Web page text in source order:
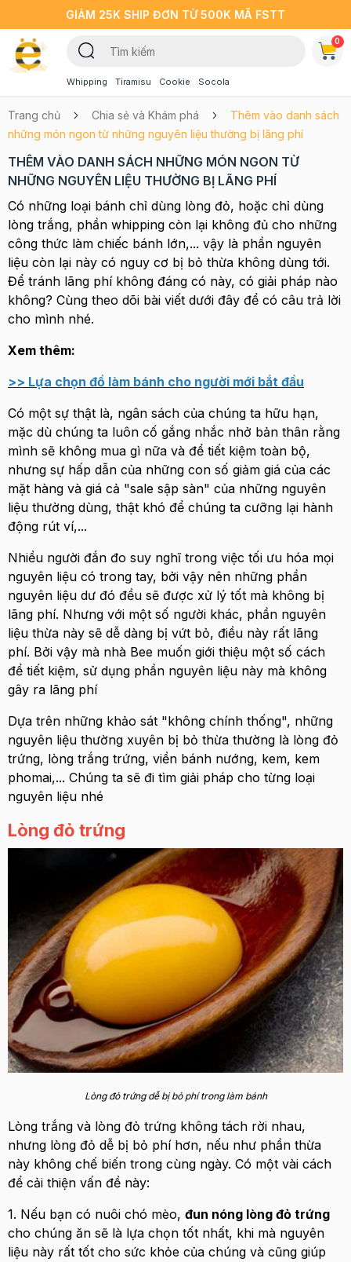
GIẢM 25K SHIP ĐƠN TỪ 500K MÃ FSTT
Whipping Tiramisu Cookie Socola
0
Trang chủ Chia sẻ và Khám phá
Thêm vào danh sách
những món ngon từ những nguyên liệu thường bị lãng phí
THÊM VÀO DANH SÁCH NHỮNG MÓN NGON TỪ
NHỮNG NGUYÊN LIỆU THƯỜNG BỊ LÃNG PHÍ
Có những loại bánh chỉ dùng lòng đỏ, hoặc chỉ dùng
lòng trắng, phần whipping còn lại không đủ cho những
công thức làm chiếc bánh lớn,... vậy là phần nguyên
liệu còn lại này có nguy cơ bị bỏ thừa không dùng tới.
Để tránh lãng phí không đáng có này, có giải pháp nào
không? Cùng theo dõi bài viết dưới đây để có câu trả lời
cho mình nhé.
Xem thêm:
>> Lựa chọn đồ làm bánh cho người mới bắt đầu
Có một sự thật là, ngân sách của chúng ta hữu hạn,
mặc dù chúng ta luôn cố gắng nhắc nhở bản thân rằng
mình sẽ không mua gì nữa và để tiết kiệm toàn bộ,
nhưng sự hấp dẫn của những con số giảm giá của các
mặt hàng và giá cả "sale sập sàn" của những nguyên
liệu thường dùng, thật khó để chúng ta cưỡng lại hành
động rút ví,...
Nhiều người đắn đo suy nghĩ trong việc tối ưu hóa mọi
nguyên liệu có trong tay, bởi vậy nên những phần
nguyên liệu dư đó đều sẽ được xử lý tốt mà không bị
lãng phí. Nhưng với một số người khác, phần nguyên
liệu thừa này sẽ dễ dàng bị vứt bỏ, điều này rất lãng
phí. Bởi vậy mà nhà Bee muốn giới thiệu một số cách
để tiết kiệm, sử dụng phần nguyên liệu này mà không
gây ra lãng phí
Dựa trên những khảo sát "không chính thống", những
nguyên liệu thường xuyên bị bỏ thừa thường là lòng đỏ
trứng, lòng trắng trứng, viền bánh nướng, kem, kem
phomai,... Chúng ta sẽ đi tìm giải pháp cho từng loại
nguyên liệu nhé
Lòng đỏ trứng
Lòng đỏ trứng dễ bị bỏ phí trong làm bánh
Lòng trắng và lòng đỏ trứng không tách rời nhau,
nhưng lòng đỏ dễ bị bỏ phí hơn, nếu như phần thừa
này không chế biến trong cùng ngày. Có một vài cách
để cải thiện vấn đề này:
1. Nếu bạn có nuôi chó mèo, đun nóng lòng đỏ trứng
cho chúng ăn sẽ là lựa chọn tốt nhất, khi mà nguyên
liệu này rất tốt cho sức khỏe của chúng và cũng giúp